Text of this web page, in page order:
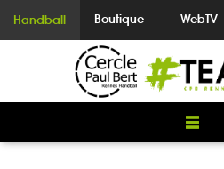
Handball Boutique WebTV